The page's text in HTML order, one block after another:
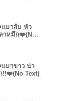
มวส้ม หัว
าหมึก❤️(No
มวขาว น่า
!!❤️(No Text)